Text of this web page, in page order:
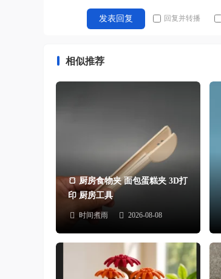
发表回复 回复并转播
相似推荐
🍞 厨房食物夹 面包蛋糕夹 3D打
印 厨房工具
时间煮雨 2026-08-08